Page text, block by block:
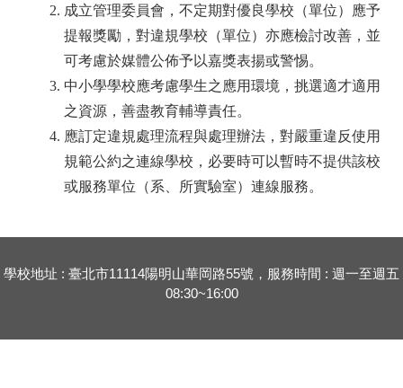
成立管理委員會，不定期對優良學校（單位）應予
提報獎勵，對違規學校（單位）亦應檢討改善，並
可考慮於媒體公佈予以嘉獎表揚或警惕。
中小學學校應考慮學生之應用環境，挑選適才適用
之資源，善盡教育輔導責任。
應訂定違規處理流程與處理辦法，對嚴重違反使用
規範公約之連線學校，必要時可以暫時不提供該校
或服務單位（系、所實驗室）連線服務。
學校地址 : 臺北市11114陽明山華岡路55號，服務時間 : 週一至週五
08:30~16:00